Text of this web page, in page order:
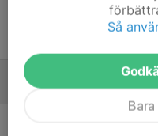
ALLA SERIER ALLA ÅR
Så